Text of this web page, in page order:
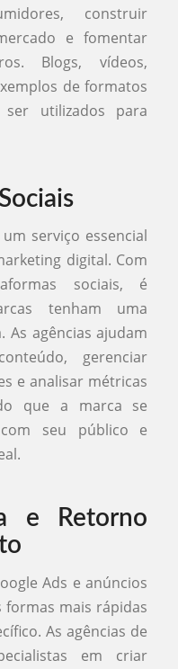
construir
e fomentar
Blogs, vídeos,
de formatos
utilizados para
serviço essencial
digital. Com
sociais, é
tenham uma
As agências ajudam
gerenciar
e analisar métricas
que a marca se
seu público e
e Retorno
Ads e anúncios
formas mais rápidas
As agências de
em criar